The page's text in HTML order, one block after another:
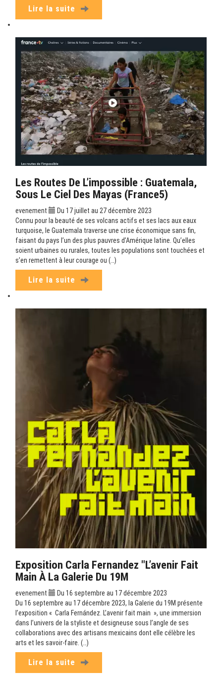
Lire la suite
Les Routes De L’impossible : Guatemala,
Sous Le Ciel Des Mayas (France5)
evenement
Du 17 juillet au 27 décembre 2023
Connu pour la beauté de ses volcans actifs et ses lacs aux eaux
turquoise, le Guatemala traverse une crise économique sans fin,
faisant du pays l’un des plus pauvres d’Amérique latine. Qu’elles
soient urbaines ou rurales, toutes les populations sont touchées et
s’en remettent à leur courage ou (…)
Lire la suite
Exposition Carla Fernandez "L’avenir Fait
Main À La Galerie Du 19M
evenement
Du 16 septembre au 17 décembre 2023
Du 16 septembre au 17 décembre 2023, la Galerie du 19M présente
l’exposition « Carla Fernández. L’avenir fait main », une immersion
dans l’univers de la styliste et designeuse sous l’angle de ses
collaborations avec des artisans mexicains dont elle célèbre les
arts et les savoir-faire. (…)
Lire la suite